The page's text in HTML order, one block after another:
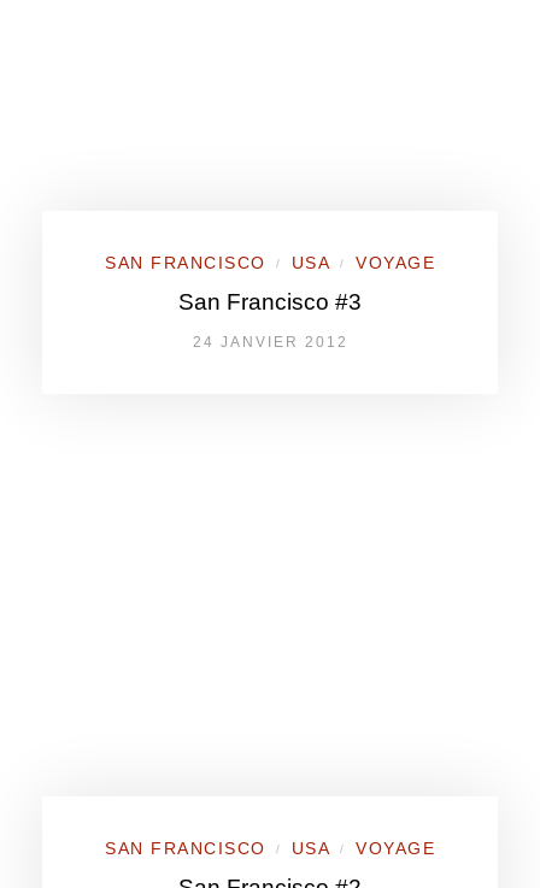
SAN FRANCISCO / USA / VOYAGE
San Francisco #3
24 JANVIER 2012
SAN FRANCISCO / USA / VOYAGE